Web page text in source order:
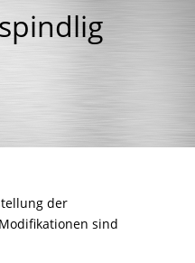
der
sind